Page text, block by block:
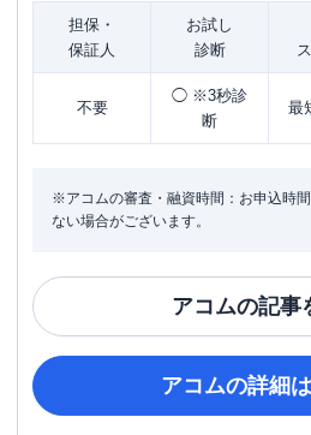
担保・
保証人
お試し
診断
不要
◯ ※3秒診
断
最
※アコムの審査・融資時間：お申込時
ない場合がございます。
アコムの記事
アコムの詳細